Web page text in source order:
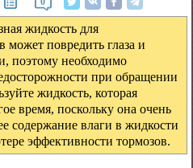
жидкость для
может повредить глаза и
поэтому необходимо
при обращении
жидкость, которая
время, поскольку она очень
содержание влаги в жидкости
эффективности тормозов.